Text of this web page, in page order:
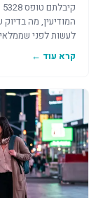
המודיעין, מה
לעשות לפני
קרא עוד ←